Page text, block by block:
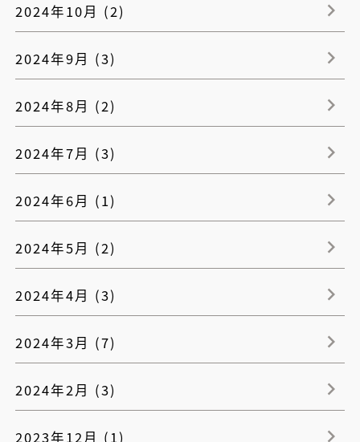
2024年10月 (2)
2024年9月 (3)
2024年8月 (2)
2024年7月 (3)
2024年6月 (1)
2024年5月 (2)
2024年4月 (3)
2024年3月 (7)
2024年2月 (3)
2023年12月 (1)